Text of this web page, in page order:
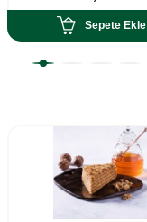
Sepete Ekle